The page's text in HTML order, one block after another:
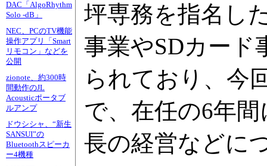
DAC「AlgoRhythm
Solo -dB」
NEC、PCのTV機能
操作アプリ「Smart
リモコン」などを
公開
zionote、約300時
間動作のJL
Acousticポータブ
ルアンプ
ドウシシャ、“新生
SANSUI”の
Bluetoothスピーカ
ー4機種
坪専務を指名し
事業やSDカード
られており、今
で、在任の6年
長の経営などに